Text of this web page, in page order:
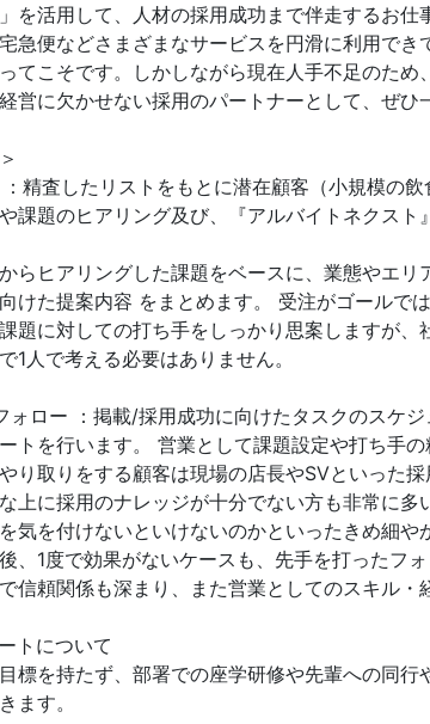
を活用して、人材の採用成功まで伴走するお仕
急便などさまざまなサービスを円滑に利用でき
てこそです。しかしながら現在人手不足のため
営に欠かせない採用のパートナーとして、ぜひ
精査したリストをもとに潜在顧客（小規模の
課題のヒアリング及び、『アルバイトネクスト
らヒアリングした課題をベースに、業態やエリ
けた提案内容 をまとめます。 受注がゴールで
題に対しての打ち手をしっかり思案しますが、
1人で考える必要はありません。
ロー ：掲載/採用成功に向けたタスクのスケ
トを行います。 営業として課題設定や打ち手
り取りをする顧客は現場の店長やSVといった
上に採用のナレッジが十分でない方も非常に多
気を付けないといけないのかといったきめ細や
、1度で効果がないケースも、先手を打ったフォ
信頼関係も深まり、また営業としてのスキル・
トについて
標を持たず、部署での座学研修や先輩への同行
ます。